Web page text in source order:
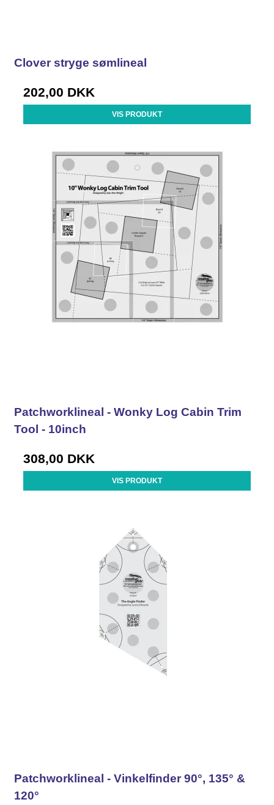
Clover stryge sømlineal
202,00 DKK
VIS PRODUKT
Patchworklineal - Wonky Log Cabin Trim
Tool - 10inch
308,00 DKK
VIS PRODUKT
Patchworklineal - Vinkelfinder 90°, 135° &
120°